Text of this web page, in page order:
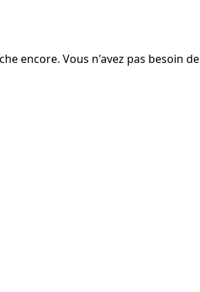
encore. Vous n'avez pas besoin de